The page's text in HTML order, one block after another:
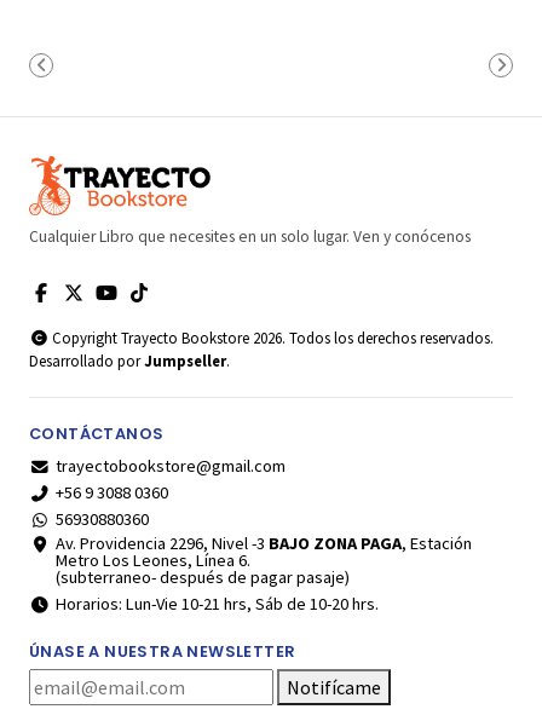
Cualquier Libro que necesites en un solo lugar. Ven y conócenos
Copyright Trayecto Bookstore 2026. Todos los derechos reservados.
Desarrollado porJumpseller.
CONTÁCTANOS
trayectobookstore@gmail.com
+56 9 3088 0360
56930880360
Av. Providencia 2296, Nivel -3 BAJO ZONA PAGA, Estación
Metro Los Leones, Línea 6.
(subterraneo- después de pagar pasaje)
Horarios: Lun-Vie 10-21 hrs, Sáb de 10-20 hrs.
ÚNASE A NUESTRA NEWSLETTER
Notifícame